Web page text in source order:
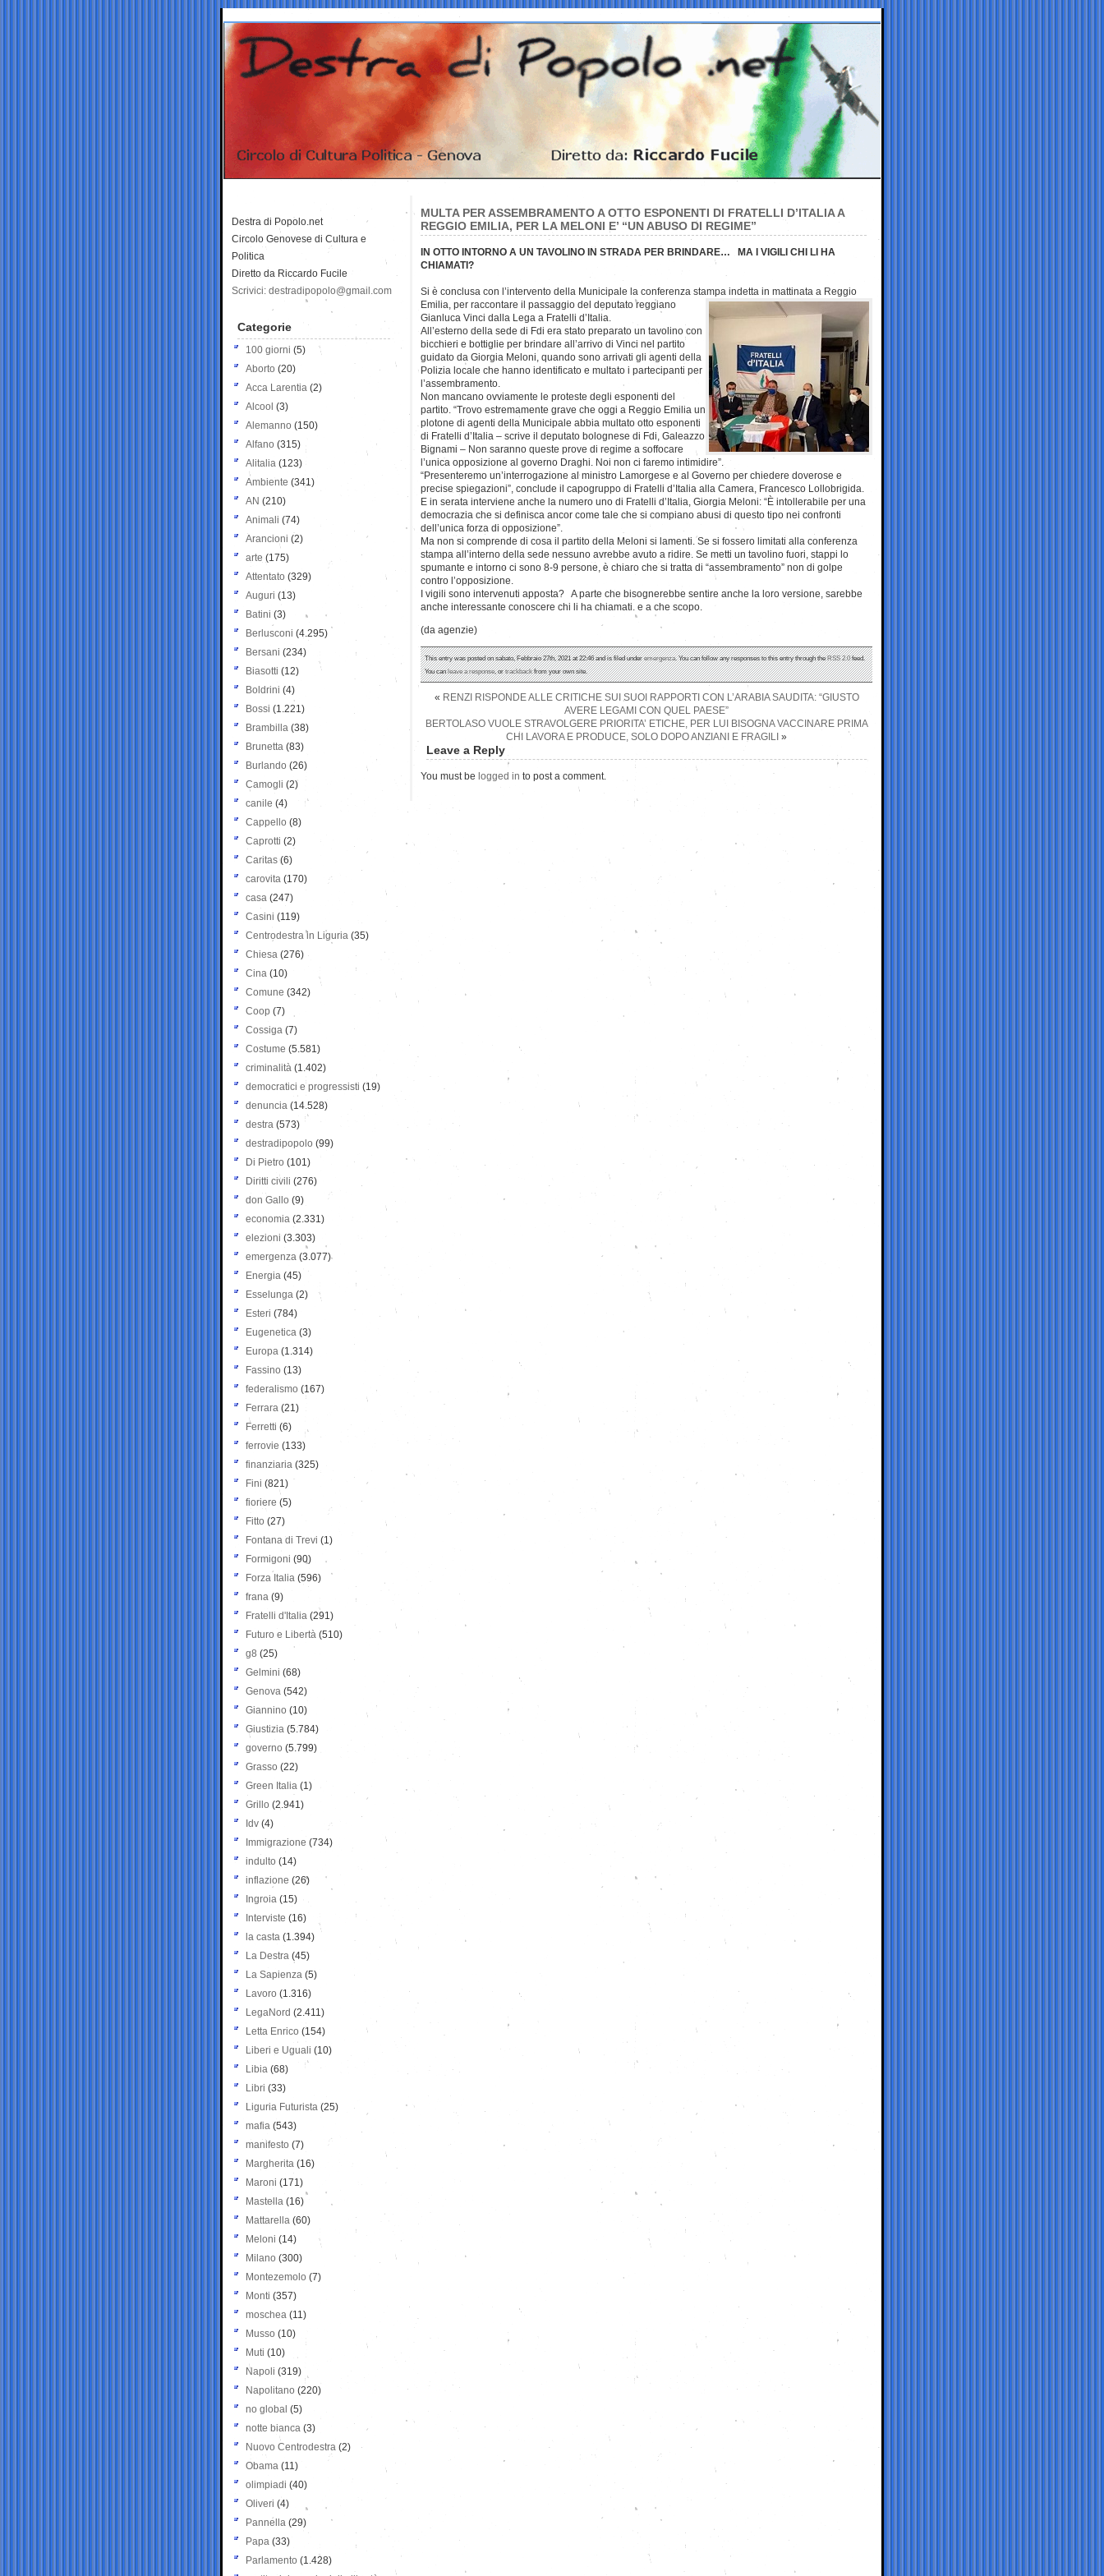
MULTA PER ASSEMBRAMENTO A OTTO ESPONENTI DI FRATELLI D’ITALIA A
REGGIO EMILIA, PER LA MELONI E’ “UN ABUSO DI REGIME”
IN OTTO INTORNO A UN TAVOLINO IN STRADA PER BRINDARE… MA I VIGILI CHI LI HA
CHIAMATI?
Si è conclusa con l’intervento della Municipale la conferenza stampa indetta in mattinata a Reggio
Emilia, per raccontare il passaggio del deputato reggiano
Gianluca Vinci dalla Lega a Fratelli d’Italia.
All’esterno della sede di Fdi era stato preparato un tavolino con
bicchieri e bottiglie per brindare all’arrivo di Vinci nel partito
guidato da Giorgia Meloni, quando sono arrivati gli agenti della
Polizia locale che hanno identificato e multato i partecipanti per
l’assembramento.
Non mancano ovviamente le proteste degli esponenti del
partito. “Trovo estremamente grave che oggi a Reggio Emilia un
plotone di agenti della Municipale abbia multato otto esponenti
di Fratelli d’Italia – scrive il deputato bolognese di Fdi, Galeazzo
Bignami – Non saranno queste prove di regime a soffocare
l’unica opposizione al governo Draghi. Noi non ci faremo intimidire”.
“Presenteremo un’interrogazione al ministro Lamorgese e al Governo per chiedere doverose e
precise spiegazioni”, conclude il capogruppo di Fratelli d’Italia alla Camera, Francesco Lollobrigida.
E in serata interviene anche la numero uno di Fratelli d’Italia, Giorgia Meloni: “È intollerabile per una
democrazia che si definisca ancor come tale che si compiano abusi di questo tipo nei confronti
dell’unica forza di opposizione”.
Ma non si comprende di cosa il partito della Meloni si lamenti. Se si fossero limitati alla conferenza
stampa all’interno della sede nessuno avrebbe avuto a ridire. Se metti un tavolino fuori, stappi lo
spumante e intorno ci sono 8-9 persone, è chiaro che si tratta di “assembramento” non di golpe
contro l’opposizione.
I vigili sono intervenuti apposta? A parte che bisognerebbe sentire anche la loro versione, sarebbe
anche interessante conoscere chi li ha chiamati. e a che scopo.
(da agenzie)
This entry was posted on sabato, Febbraio 27th, 2021 at 22:46 and is filed underemergenza. You can follow any responses to this entry through theRSS 2.0feed.
You canleave a response, ortrackbackfrom your own site.
« RENZI RISPONDE ALLE CRITICHE SUI SUOI RAPPORTI CON L’ARABIA SAUDITA: “GIUSTO
AVERE LEGAMI CON QUEL PAESE”
BERTOLASO VUOLE STRAVOLGERE PRIORITA’ ETICHE, PER LUI BISOGNA VACCINARE PRIMA
CHI LAVORA E PRODUCE, SOLO DOPO ANZIANI E FRAGILI »
Leave a Reply
You must be logged in to post a comment.
Destra di Popolo.net
Circolo Genovese di Cultura e
Politica
Diretto da Riccardo Fucile
Scrivici: destradipopolo@gmail.com
Categorie
100 giorni (5)
Aborto (20)
Acca Larentia (2)
Alcool (3)
Alemanno (150)
Alfano (315)
Alitalia (123)
Ambiente (341)
AN (210)
Animali (74)
Arancioni (2)
arte (175)
Attentato (329)
Auguri (13)
Batini (3)
Berlusconi (4.295)
Bersani (234)
Biasotti (12)
Boldrini (4)
Bossi (1.221)
Brambilla (38)
Brunetta (83)
Burlando (26)
Camogli (2)
canile (4)
Cappello (8)
Caprotti (2)
Caritas (6)
carovita (170)
casa (247)
Casini (119)
Centrodestra in Liguria (35)
Chiesa (276)
Cina (10)
Comune (342)
Coop (7)
Cossiga (7)
Costume (5.581)
criminalità (1.402)
democratici e progressisti (19)
denuncia (14.528)
destra (573)
destradipopolo (99)
Di Pietro (101)
Diritti civili (276)
don Gallo (9)
economia (2.331)
elezioni (3.303)
emergenza (3.077)
Energia (45)
Esselunga (2)
Esteri (784)
Eugenetica (3)
Europa (1.314)
Fassino (13)
federalismo (167)
Ferrara (21)
Ferretti (6)
ferrovie (133)
finanziaria (325)
Fini (821)
fioriere (5)
Fitto (27)
Fontana di Trevi (1)
Formigoni (90)
Forza Italia (596)
frana (9)
Fratelli d'Italia (291)
Futuro e Libertà (510)
g8 (25)
Gelmini (68)
Genova (542)
Giannino (10)
Giustizia (5.784)
governo (5.799)
Grasso (22)
Green Italia (1)
Grillo (2.941)
Idv (4)
Immigrazione (734)
indulto (14)
inflazione (26)
Ingroia (15)
Interviste (16)
la casta (1.394)
La Destra (45)
La Sapienza (5)
Lavoro (1.316)
LegaNord (2.411)
Letta Enrico (154)
Liberi e Uguali (10)
Libia (68)
Libri (33)
Liguria Futurista (25)
mafia (543)
manifesto (7)
Margherita (16)
Maroni (171)
Mastella (16)
Mattarella (60)
Meloni (14)
Milano (300)
Montezemolo (7)
Monti (357)
moschea (11)
Musso (10)
Muti (10)
Napoli (319)
Napolitano (220)
no global (5)
notte bianca (3)
Nuovo Centrodestra (2)
Obama (11)
olimpiadi (40)
Oliveri (4)
Pannella (29)
Papa (33)
Parlamento (1.428)